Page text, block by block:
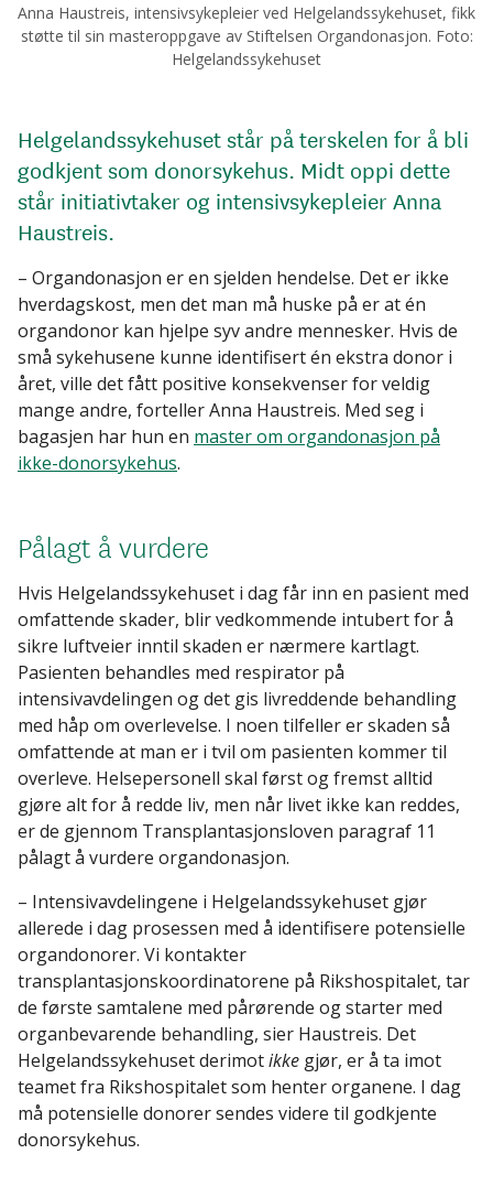
Anna Haustreis, intensivsykepleier ved Helgelandssykehuset, fikk
støtte til sin masteroppgave av Stiftelsen Organdonasjon. Foto:
Helgelandssykehuset
Helgelandssykehuset står på terskelen for å bli
godkjent som donorsykehus. Midt oppi dette
står initiativtaker og intensivsykepleier Anna
Haustreis.
– Organdonasjon er en sjelden hendelse. Det er ikke
hverdagskost, men det man må huske på er at én
organdonor kan hjelpe syv andre mennesker. Hvis de
små sykehusene kunne identifisert én ekstra donor i
året, ville det fått positive konsekvenser for veldig
mange andre, forteller Anna Haustreis. Med seg i
bagasjen har hun en master om organdonasjon på
ikke-donorsykehus.
Pålagt å vurdere
Hvis Helgelandssykehuset i dag får inn en pasient med
omfattende skader, blir vedkommende intubert for å
sikre luftveier inntil skaden er nærmere kartlagt.
Pasienten behandles med respirator på
intensivavdelingen og det gis livreddende behandling
med håp om overlevelse. I noen tilfeller er skaden så
omfattende at man er i tvil om pasienten kommer til
overleve. Helsepersonell skal først og fremst alltid
gjøre alt for å redde liv, men når livet ikke kan reddes,
er de gjennom Transplantasjonsloven paragraf 11
pålagt å vurdere organdonasjon.
– Intensivavdelingene i Helgelandssykehuset gjør
allerede i dag prosessen med å identifisere potensielle
organdonorer. Vi kontakter
transplantasjonskoordinatorene på Rikshospitalet, tar
de første samtalene med pårørende og starter med
organbevarende behandling, sier Haustreis. Det
Helgelandssykehuset derimotikke gjør, er å ta imot
teamet fra Rikshospitalet som henter organene. I dag
må potensielle donorer sendes videre til godkjente
donorsykehus.